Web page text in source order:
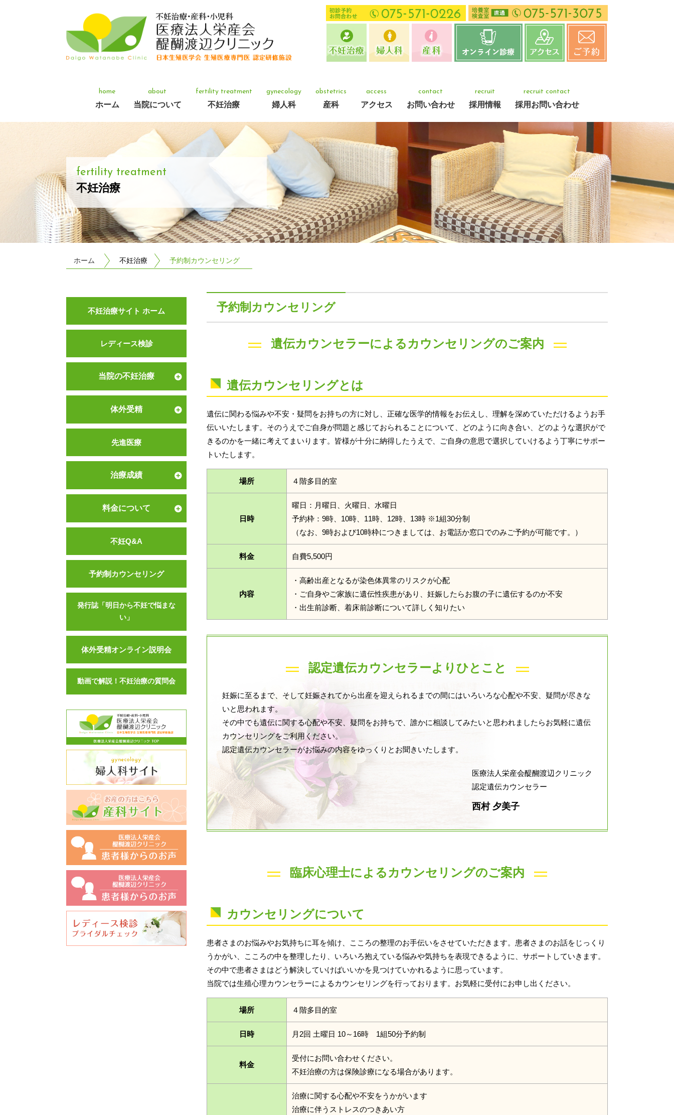
home
ホーム
about
当院について
fertility treatment
不妊治療
gynecology
婦人科
obstetrics
産科
access
アクセス
contact
お問い合わせ
recruit
採用情報
recruit contact
採用お問い合わせ
fertility treatment
不妊治療
ホーム 不妊治療 予約制カウンセリング
予約制カウンセリング
遺伝カウンセラーによるカウンセリングのご案内
遺伝カウンセリングとは
遺伝に関わる悩みや不安・疑問をお持ちの方に対し、正確な医学的情報をお伝えし、理解を深めていただけるようお手
伝いいたします。そのうえでご自身が問題と感じておられることについて、どのように向き合い、どのような選択がで
きるのかを一緒に考えてまいります。皆様が十分に納得したうえで、ご自身の意思で選択していけるよう丁寧にサポー
トいたします。
場所 ４階多目的室
日時
曜日：月曜日、火曜日、水曜日
予約枠：9時、10時、11時、12時、13時 ※1組30分制
（なお、9時および10時枠につきましては、お電話か窓口でのみご予約が可能です。）
料金 自費5,500円
内容
・高齢出産となるが染色体異常のリスクが心配
・ご自身やご家族に遺伝性疾患があり、妊娠したらお腹の子に遺伝するのか不安
・出生前診断、着床前診断について詳しく知りたい
認定遺伝カウンセラーよりひとこと
妊娠に至るまで、そして妊娠されてから出産を迎えられるまでの間にはいろいろな心配や不安、疑問が尽きな
いと思われます。
その中でも遺伝に関する心配や不安、疑問をお持ちで、誰かに相談してみたいと思われましたらお気軽に遺伝
カウンセリングをご利用ください。
認定遺伝カウンセラーがお悩みの内容をゆっくりとお聞きいたします。
医療法人栄産会醍醐渡辺クリニック
認定遺伝カウンセラー
西村 夕美子
臨床心理士によるカウンセリングのご案内
カウンセリングについて
患者さまのお悩みやお気持ちに耳を傾け、こころの整理のお手伝いをさせていただきます。患者さまのお話をじっくり
うかがい、こころの中を整理したり、いろいろ抱えている悩みや気持ちを表現できるように、サポートしていきます。
その中で患者さまはどう解決していけばいいかを見つけていかれるように思っています。
当院では生殖心理カウンセラーによるカウンセリングを行っております。お気軽に受付にお申し出ください。
場所 ４階多目的室
日時 月2回 土曜日 10～16時 1組50分予約制
料金
受付にお問い合わせください。
不妊治療の方は保険診療になる場合があります。
治療に関する心配や不安をうかがいます
治療に伴うストレスのつきあい方
不妊治療サイト ホーム
レディース検診
当院の不妊治療
体外受精
先進医療
治療成績
料金について
不妊Q&A
予約制カウンセリング
発行誌「明日から不妊で悩まな
い」
体外受精オンライン説明会
動画で解説！不妊治療の質問会